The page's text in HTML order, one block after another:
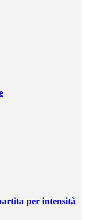
per intensità